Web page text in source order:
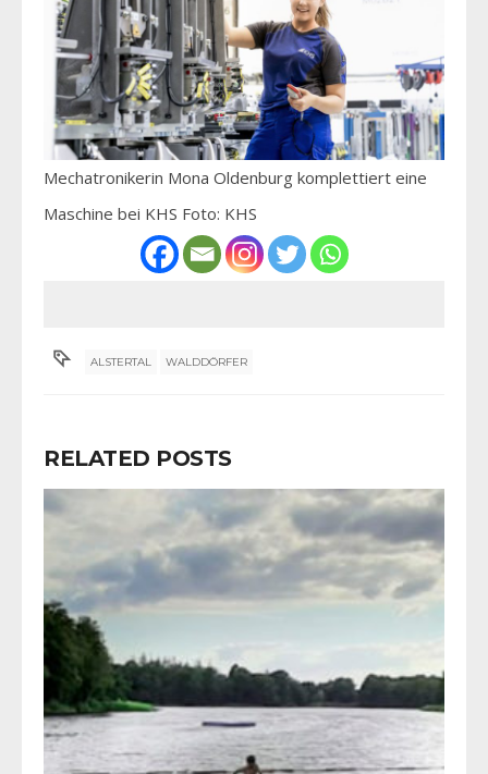
Mechatronikerin Mona Oldenburg komplettiert eine
Maschine bei KHS Foto: KHS
ALSTERTAL WALDDÖRFER
RELATED POSTS